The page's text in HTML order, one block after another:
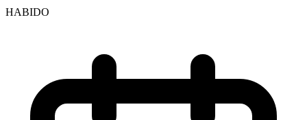
HABIDO